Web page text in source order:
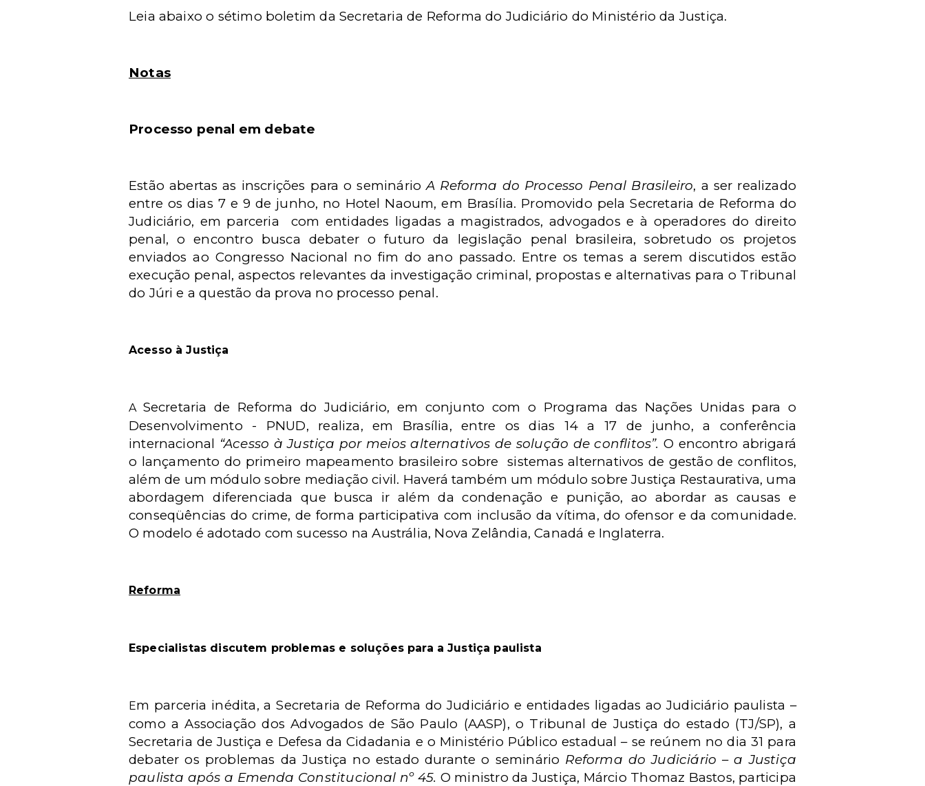
Leia abaixo o sétimo boletim da Secretaria de Reforma do Judiciário do Ministério da Justiça.
Notas
Processo penal em debate
Estão abertas as inscrições para o seminárioA Reforma do Processo Penal Brasileiro, a ser realizado
entre os dias 7 e 9 de junho, no Hotel Naoum, em Brasília. Promovido pela Secretaria de Reforma do
Judiciário, em parceria
com entidades ligadas a magistrados, advogados e à operadores do direito
penal, o encontro busca debater o futuro da legislação penal brasileira, sobretudo os projetos
enviados ao Congresso Nacional no fim do ano passado. Entre os temas a serem discutidos estão
execução penal, aspectos relevantes da investigação criminal, propostas e alternativas para o Tribunal
do Júri e a questão da prova no processo penal.
Acesso à Justiça
A Secretaria de Reforma do Judiciário, em conjunto com o Programa das Nações Unidas para o
Desenvolvimento - PNUD, realiza, em Brasília, entre os dias 14 a 17 de junho, a conferência
internacional “Acesso à Justiça por meios alternativos de solução de conflitos”. O encontro abrigará
o lançamento do primeiro mapeamento brasileiro sobre
sistemas alternativos de gestão de conflitos,
além de um módulo sobre mediação civil. Haverá também um módulo sobre Justiça Restaurativa, uma
abordagem diferenciada que busca ir além da condenação e punição, ao abordar as causas e
conseqüências do crime, de forma participativa com inclusão da vítima, do ofensor e da comunidade.
O modelo é adotado com sucesso na Austrália, Nova Zelândia, Canadá e Inglaterra.
Reforma
Especialistas discutem problemas e soluções para a Justiça paulista
Em parceria inédita, a Secretaria de Reforma do Judiciário e entidades ligadas ao Judiciário paulista –
como a Associação dos Advogados de São Paulo (AASP), o Tribunal de Justiça do estado (TJ/SP), a
Secretaria de Justiça e Defesa da Cidadania e o Ministério Público estadual – se reúnem no dia 31 para
debater os problemas da Justiça no estado durante o seminário Reforma do Judiciário – a Justiça
paulista após a Emenda Constitucional nº 45. O ministro da Justiça, Márcio Thomaz Bastos, participa